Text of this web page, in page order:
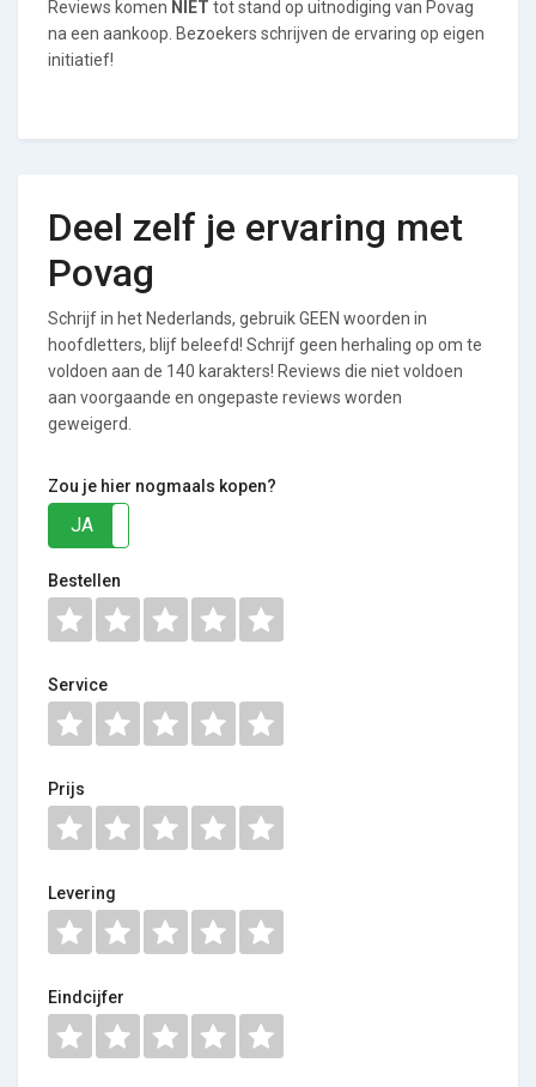
Reviews komen NIET tot stand op uitnodiging van Povag
na een aankoop. Bezoekers schrijven de ervaring op eigen
initiatief!
Deel zelf je ervaring met
Povag
Schrijf in het Nederlands, gebruik GEEN woorden in
hoofdletters, blijf beleefd! Schrijf geen herhaling op om te
voldoen aan de 140 karakters! Reviews die niet voldoen
aan voorgaande en ongepaste reviews worden
geweigerd.
Zou je hier nogmaals kopen?
JA
Bestellen
Service
Prijs
Levering
Eindcijfer